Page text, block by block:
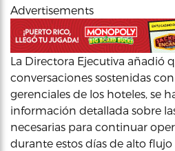
Advertisements
La Directora Ejecutiva añadió
conversaciones sostenidas
gerenciales de los hoteles, se
información detallada sobre
necesarias para continuar
durante estos días de alto flujo